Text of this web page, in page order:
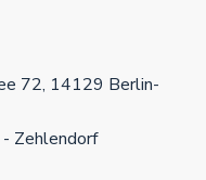
72, 14129 Berlin-
Zehlendorf